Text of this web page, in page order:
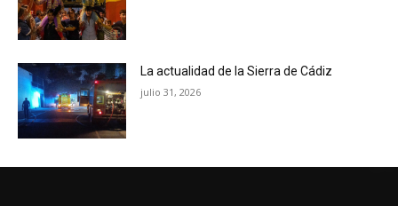
La actualidad de la Sierra de Cádiz
julio 31, 2026